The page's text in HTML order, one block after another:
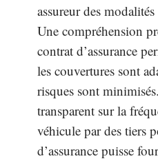
assureur des
Une compréhension
contrat d’assurance
les couvertures sont
risques sont
transparent sur la
véhicule par des tiers
d’assurance puisse